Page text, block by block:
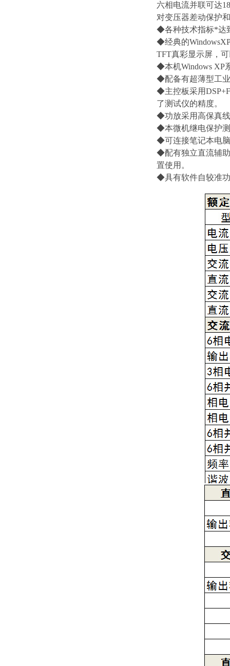
六相电流并联可达
对变压器差动保护
◆各种技术指标*达
◆经典的
TFT真彩显示屏，
◆本机Windows XP
◆配备有超薄型工
◆主控板采用
了测试仪的精度。
◆功放采用高保真
◆本微机继电保护
◆可连接笔记本电
◆配有独立直流辅
置使用。
◆具有软件自较准